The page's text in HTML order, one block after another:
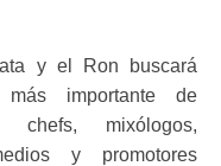
y el Ron buscará
importante de
chefs, mixólogos,
y promotores